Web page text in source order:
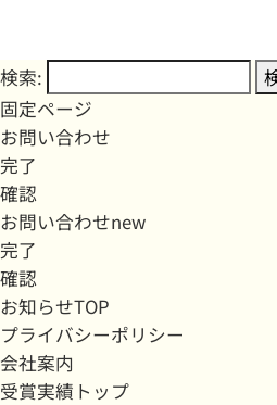
検索:
固定ページ
お問い合わせ
完了
確認
お問い合わせnew
完了
確認
お知らせTOP
プライバシーポリシー
会社案内
受賞実績トップ